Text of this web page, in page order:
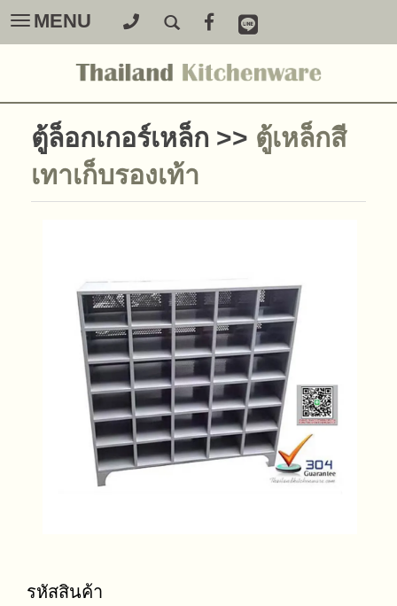
Toggle
navigation
MENU
ตู้ล็อกเกอร์เหล็ก >> ตู้เหล็กสี
เทาเก็บรองเท้า
รหัสสินค้า